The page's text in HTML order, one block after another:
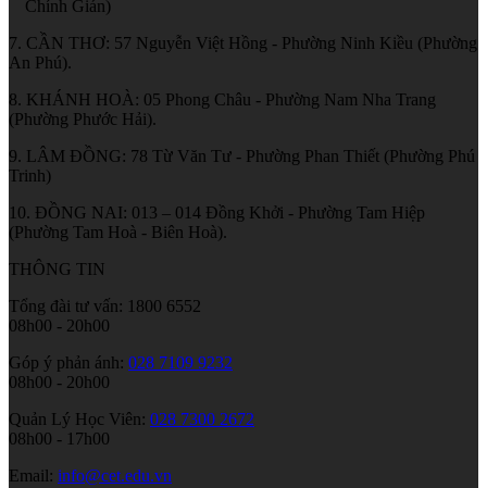
Chính Gián)
7. CẦN THƠ: 57 Nguyễn Việt Hồng - Phường Ninh Kiều (Phường
An Phú).
8. KHÁNH HOÀ: 05 Phong Châu - Phường Nam Nha Trang
(Phường Phước Hải).
9. LÂM ĐỒNG: 78 Từ Văn Tư - Phường Phan Thiết (Phường Phú
Trinh)
10. ĐỒNG NAI: 013 – 014 Đồng Khởi - Phường Tam Hiệp
(Phường Tam Hoà - Biên Hoà).
THÔNG TIN
Tổng đài tư vấn: 1800 6552
08h00 - 20h00
Góp ý phản ánh: 028 7109 9232
08h00 - 20h00
Quản Lý Học Viên: 028 7300 2672
08h00 - 17h00
Email: info@cet.edu.vn